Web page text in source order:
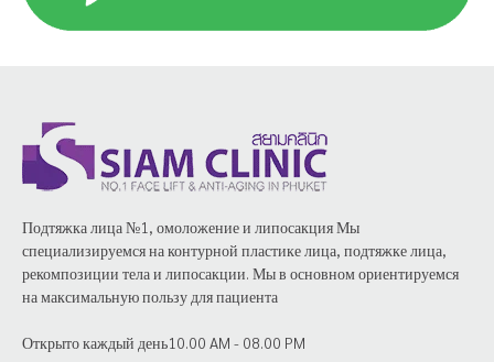
Подтяжка лица №1, омоложение и липосакция Мы
специализируемся на контурной пластике лица, подтяжке лица,
рекомпозиции тела и липосакции. Мы в основном ориентируемся
на максимальную пользу для пациента
Открыто каждый день10.00 AM - 08.00 PM